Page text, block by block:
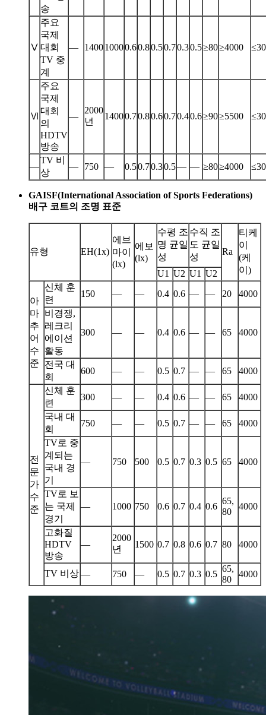
송
Ⅴ
주요
국제
대회
TV 중
계
— 140010000.60.80.50.70.30.5≥80≥4000 ≤30
Ⅵ
주요
국제
대회
의
HDTV
방송
—
2000
년
14000.70.80.60.70.40.6≥90≥5500 ≤30
—
TV 비
상
— 750 — 0.50.70.30.5— — ≥80≥4000 ≤30
GAISF(International Association of Sports Federations)
배구 코트의 조명 표준
유형 EH(1x)
에브
마이
(lx)
에보
(lx)
수평 조
명 균일
성
수직 조
도 균일
성
Ra
티케
이
(케
이)
U1 U2 U1 U2
아
마
추
어
수
준
신체 훈
련
150 — — 0.4 0.6 — — 20
4000
비경쟁,
레크리
에이션
활동
300 — — 0.4 0.6 — — 65 4000
전국 대
회
600 — — 0.5 0.7 — — 65 4000
전
문
가
수
준
신체 훈
련
300 — — 0.4 0.6 — — 65
4000
국내 대
회
750 — — 0.5 0.7 — — 65
4000
TV로 중
계되는
국내 경
기
— 750 500 0.5 0.7 0.3 0.5 65 4000
TV로 보
는 국제
경기
— 1000 750 0.6 0.7 0.4 0.6
65,
80
4000
고화질
HDTV
방송
—
2000
년
1500 0.7 0.8 0.6 0.7 80 4000
TV 비상— 750 — 0.5 0.7 0.3 0.5
65,
80
4000